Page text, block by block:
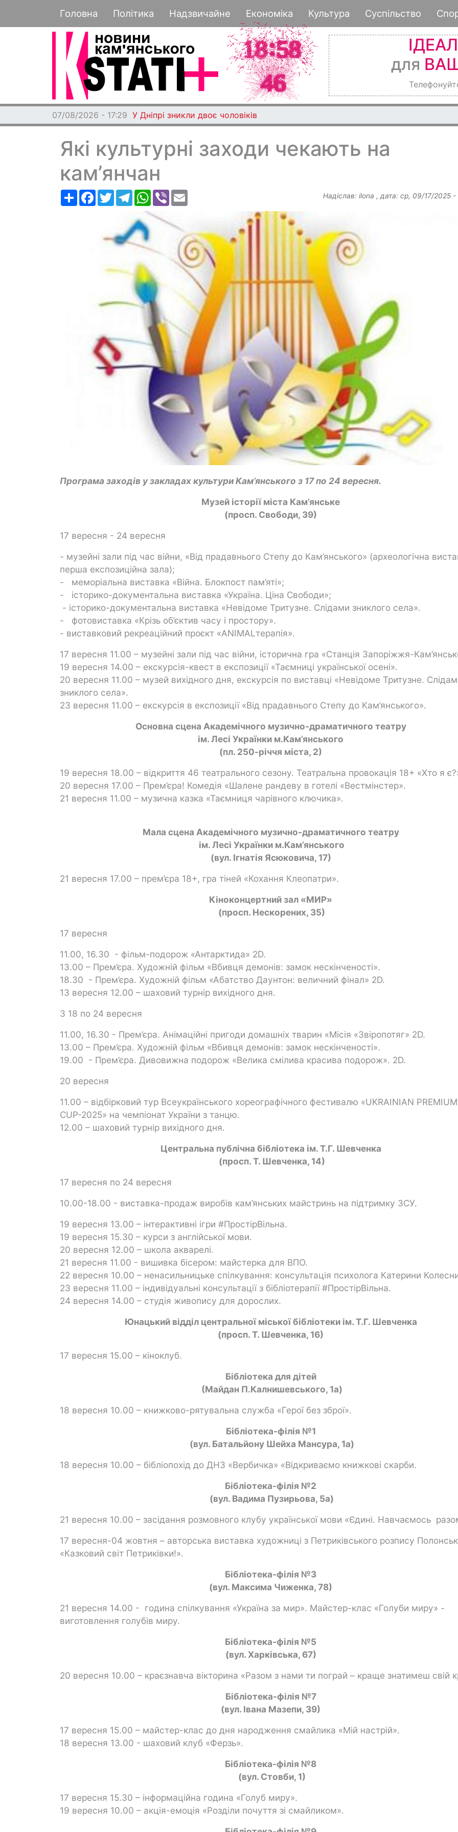
до
основного
Основная навигация
Головна Політика Надзвичайне Економіка Культура Суспільство
для
07/08/2026 - 17:29 У Дніпрі зникли двоє чоловіків
Які культурні заходи чекають на
кам’янчан
РесурсFacebook
TwitterTelegramWhatsApp
Viber Надіслав: ilona , дата: ср, 09/17/2025 -
Програма заходів у закладах культури Кам’янського з 17 по 24 вересня.
Музей історії міста Кам’янське
(просп. Свободи, 39)
17 вересня - 24 вересня
- музейні зали під час війни, «Від прадавнього Степу до Кам’янського» (археологічна
перша експозиційна зала);
- меморіальна виставка «Війна. Блокпост пам’яті»;
- історико-документальна виставка «Україна. Ціна Свободи»;
- історико-документальна виставка «Невідоме Тритузне. Слідами зниклого села».
- фотовиставка «Крізь об’єктив часу і простору».
- виставковий рекреаційний проєкт «ANIMALтерапія».
17 вересня 11.00 – музейні зали під час війни, історична гра «Станція Запоріжжя-
19 вересня 14.00 – екскурсія-квест в експозиції «Таємниці української осені».
20 вересня 11.00 – музей вихідного дня, екскурсія по виставці «Невідоме Тритузне.
зниклого села».
23 вересня 11.00 – екскурсія в експозиції «Від прадавнього Степу до Кам’янського».
Основна сцена Академічного музично-драматичного театру
ім. Лесі Українки м.Кам’янського
(пл. 250-річчя міста, 2)
19 вересня 18.00 – відкриття 46 театрального сезону. Театральна провокація 18+ «Хто я
20 вересня 17.00 – Прем’єра! Комедія «Шалене рандеву в готелі «Вестмінстер».
21 вересня 11.00 – музична казка «Таємниця чарівного ключика».
Мала сцена Академічного музично-драматичного театру
ім. Лесі Українки м.Кам’янського
(вул. Ігнатія Ясюковича, 17)
21 вересня 17.00 – прем’єра 18+, гра тіней «Кохання Клеопатри».
Кіноконцертний зал «МИР»
(просп. Нескорених, 35)
17 вересня
11.00, 16.30 - фільм-подорож «Антарктида» 2D.
13.00 – Прем’єра. Художній фільм «Вбивця демонів: замок нескінченості».
18.30 - Прем’єра. Художній фільм «Абатство Даунтон: величний фінал» 2D.
13 вересня 12.00 – шаховий турнір вихідного дня.
З 18 по 24 вересня
11.00, 16.30 - Прем’єра. Анімаційні пригоди домашніх тварин «Місія «Звіропотяг» 2D.
13.00 – Прем’єра. Художній фільм «Вбивця демонів: замок нескінченості».
19.00 - Прем’єра. Дивовижна подорож «Велика смілива красива подорож». 2D.
20 вересня
11.00 – відбірковий тур Всеукраїнського хореографічного фестивалю «UKRAINIAN PREMIUM
CUP-2025» на чемпіонат України з танцю.
12.00 – шаховий турнір вихідного дня.
Центральна публічна бібліотека ім. Т.Г. Шевченка
(просп. Т. Шевченка, 14)
17 вересня по 24 вересня
10.00-18.00 - виставка-продаж виробів кам’янських майстринь на підтримку ЗСУ.
19 вересня 13.00 – інтерактивні ігри #ПростірВільна.
19 вересня 15.30 – курси з англійської мови.
20 вересня 12.00 – школа акварелі.
21 вересня 11.00 - вишивка бісером: майстерка для ВПО.
22 вересня 10.00 – ненасильницьке спілкування: консультація психолога Катерини
23 вересня 11.00 – індивідуальні консультації з бібліотерапії #ПростірВільна.
24 вересня 14.00 – студія живопису для дорослих.
Юнацький відділ центральної міської бібліотеки ім. Т.Г. Шевченка
(просп. Т. Шевченка, 16)
17 вересня 15.00 – кіноклуб.
Бібліотека для дітей
(Майдан П.Калнишевського, 1а)
18 вересня 10.00 – книжково-рятувальна служба «Герої без зброї».
Бібліотека-філія №1
(вул. Батальйону Шейха Мансура, 1а)
18 вересня 10.00 – бібліопохід до ДНЗ «Вербичка» «Відкриваємо книжкові скарби.
Бібліотека-філія №2
(вул. Вадима Пузирьова, 5а)
21 вересня 10.00 – засідання розмовного клубу української мови «Єдині. Навчаємось
17 вересня-04 жовтня – авторська виставка художниці з Петриківського розпису
«Казковий світ Петриківки!».
Бібліотека-філія №3
(вул. Максима Чиженка, 78)
21 вересня 14.00 - година спілкування «Україна за мир». Майстер-клас «Голуби миру» -
виготовлення голубів миру.
Бібліотека-філія №5
(вул. Харківська, 67)
20 вересня 10.00 – краєзнавча вікторина «Разом з нами ти пограй – краще знатимеш свій
Бібліотека-філія №7
(вул. Івана Мазепи, 39)
17 вересня 15.00 – майстер-клас до дня народження смайлика «Мій настрій».
18 вересня 13.00 - шаховий клуб «Ферзь».
Бібліотека-філія №8
(вул. Стовби, 1)
17 вересня 15.30 – інформаційна година «Голуб миру».
19 вересня 10.00 – акція-емоція «Розділи почуття зі смайликом».